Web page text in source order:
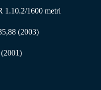
1600 metri
(2003)